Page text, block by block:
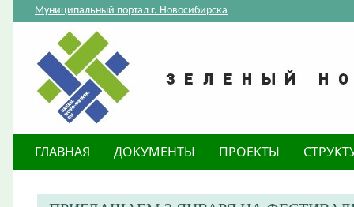
Муниципальный портал г. Новосибирска
ГЛАВНАЯ ДОКУМЕНТЫ ПРОЕКТЫ